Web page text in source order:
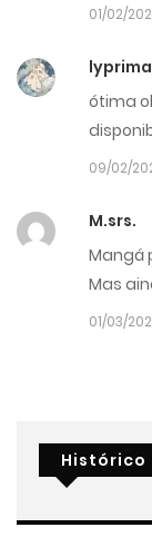
01/02/
ótima
09/02/
M.srs.
Mangá
Mas
01/03/
Histórico